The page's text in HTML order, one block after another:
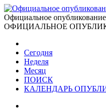
Официальное
ОФИЦИАЛЬНОЕ
Сегодня
Неделя
Месяц
ПОИСК
КАЛЕНДАРЬ